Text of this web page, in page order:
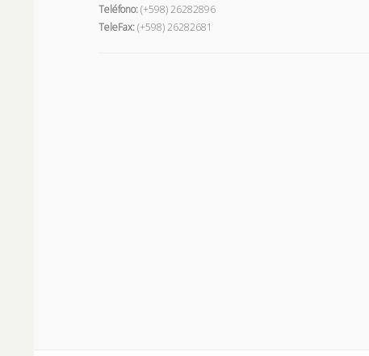
Teléfono:(+598) 26282896
TeleFax:(+598) 26282681